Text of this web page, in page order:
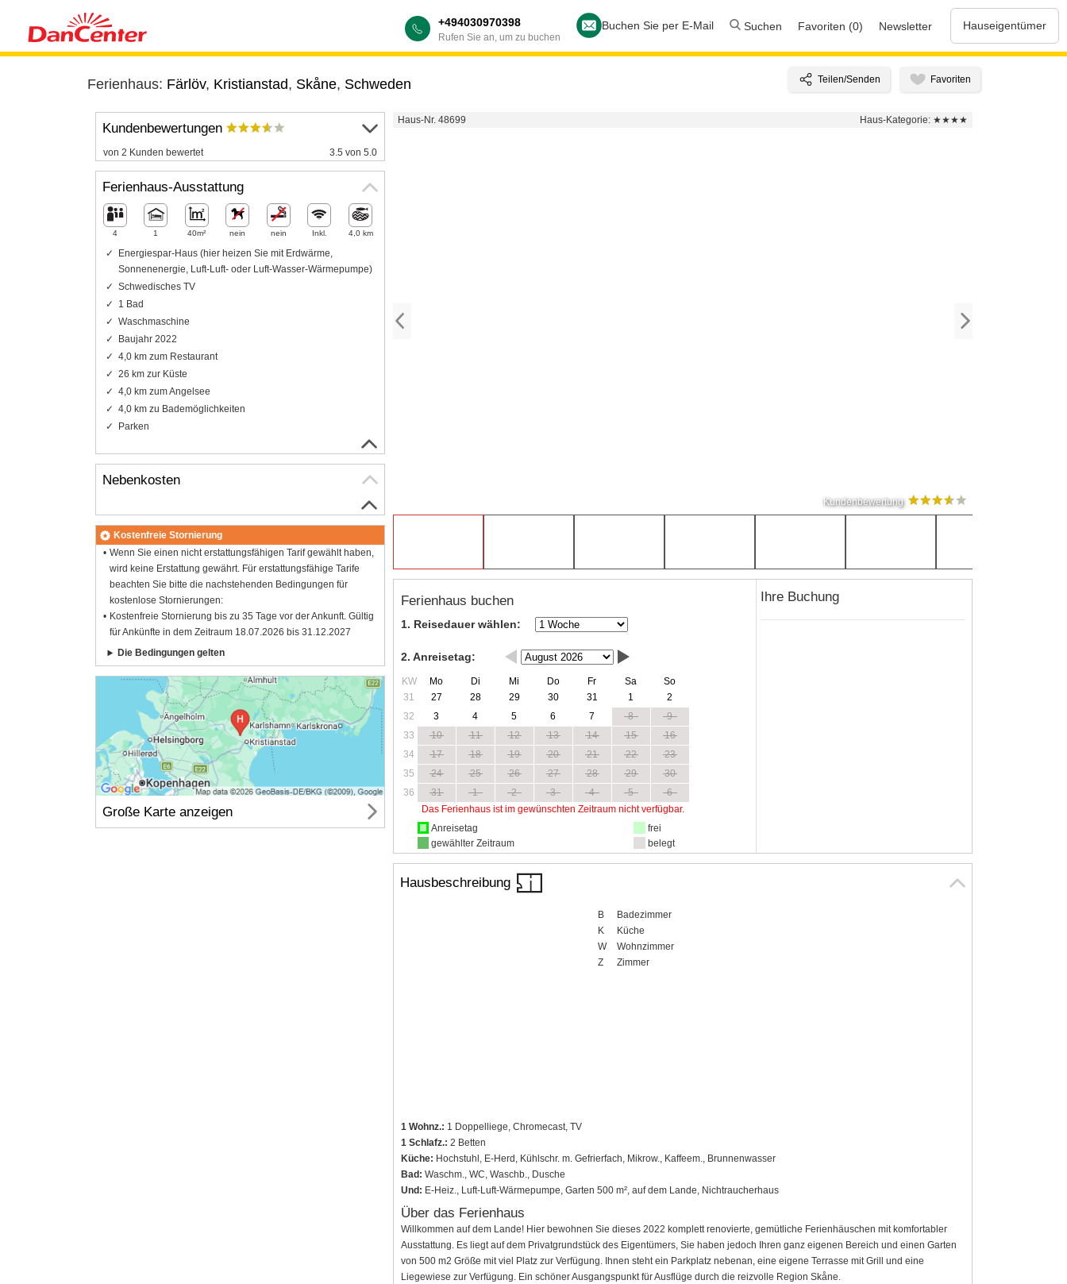
+494030970398
Rufen Sie an, um zu buchen
Buchen Sie per E-Mail Suchen Favoriten (0) Newsletter Hauseigentümer
Ferienhaus: Färlöv, Kristianstad, Skåne, Schweden
Haus-Nr. 48699 Haus-Kategorie: ★★★★
Kundenbewertung
Ferienhaus buchen
1. Reisedauer wählen:
2. Anreisetag:
KW Mo Di Mi Do Fr Sa
So
31
27 28 29 30 31 1
2
32
3 4 5 6 7 8
9
33
10 11 12 13 14 15
16
34
17 18 19 20 21 22
23
35
24 25 26 27 28 29
30
36
31 1 2 3 4 5
6
Das Ferienhaus ist im gewünschten Zeitraum nicht verfügbar.
Anreisetag
gewählter Zeitraum
frei
belegt
Ihre Buchung
Hausbeschreibung
B
Badezimmer
K
Küche
W
Wohnzimmer
Z
Zimmer
1 Wohnz.: 1 Doppelliege, Chromecast, TV
1 Schlafz.: 2 Betten
Küche: Hochstuhl, E-Herd, Kühlschr. m. Gefrierfach, Mikrow., Kaffeem., Brunnenwasser
Bad: Waschm., WC, Waschb., Dusche
Und: E-Heiz., Luft-Luft-Wärmepumpe, Garten 500 m², auf dem Lande, Nichtraucherhaus
Über das Ferienhaus
Willkommen auf dem Lande! Hier bewohnen Sie dieses 2022 komplett renovierte, gemütliche Ferienhäuschen mit komfortabler
Ausstattung. Es liegt auf dem Privatgrundstück des Eigentümers, Sie haben jedoch Ihren ganz eigenen Bereich und einen Garten
von 500 m2 Größe mit viel Platz zur Verfügung. Ihnen steht ein Parkplatz nebenan, eine eigene Terrasse mit Grill und eine
Liegewiese zur Verfügung. Ein schöner Ausgangspunkt für Ausflüge durch die reizvolle Region Skåne.
Kundenbewertungen
von 2 Kunden bewertet 3.5 von 5.0
Ferienhaus-Ausstattung
4 1 40m² nein nein Inkl. 4,0 km
Energiespar-Haus (hier heizen Sie mit Erdwärme,
Sonnenenergie, Luft-Luft- oder Luft-Wasser-Wärmepumpe)
Schwedisches TV
1 Bad
Waschmaschine
Baujahr 2022
4,0 km zum Restaurant
26 km zur Küste
4,0 km zum Angelsee
4,0 km zu Bademöglichkeiten
Parken
Nebenkosten
Kostenfreie Stornierung
Wenn Sie einen nicht erstattungsfähigen Tarif gewählt haben,
wird keine Erstattung gewährt. Für erstattungsfähige Tarife
beachten Sie bitte die nachstehenden Bedingungen für
kostenlose Stornierungen:
Kostenfreie Stornierung bis zu 35 Tage vor der Ankunft. Gültig
für Ankünfte in dem Zeitraum 18.07.2026 bis 31.12.2027
Die Bedingungen gelten
Große Karte anzeigen